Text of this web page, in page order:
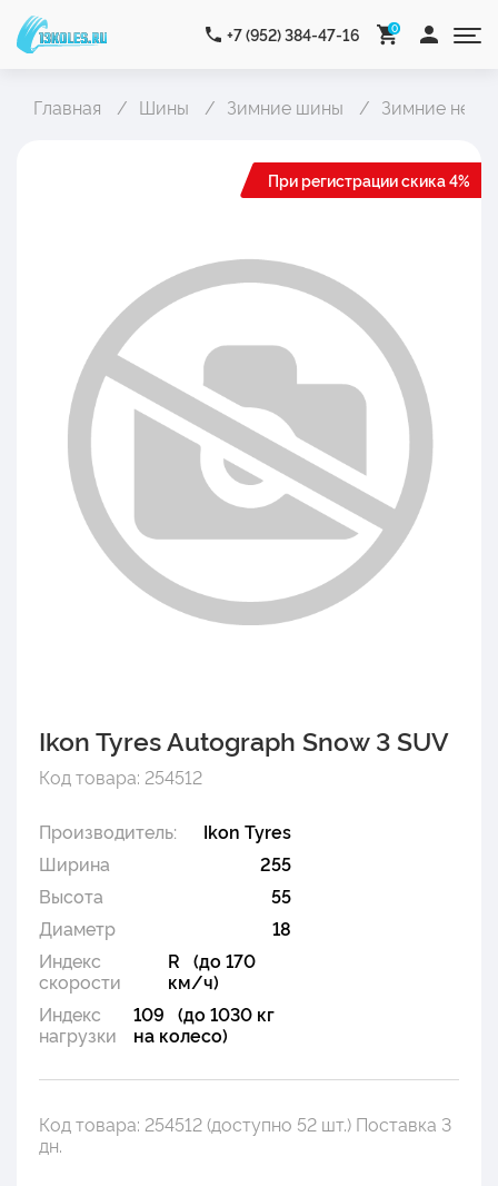
+7 (952) 384-47-16 0
Главная Шины Зимние шины Зимние
Ikon Tyres Autograph Snow 3 SUV
Код товара: 254512
Производитель:
Ikon Tyres
Ширина
255
Высота
55
Диаметр
18
Индекс
скорости
R (до 170
км/ч)
Индекс
нагрузки
109 (до 1030 кг
на колесо)
Код товара: 254512 (доступно 52 шт.) Поставка 3
дн.
При регистрации скика 4%